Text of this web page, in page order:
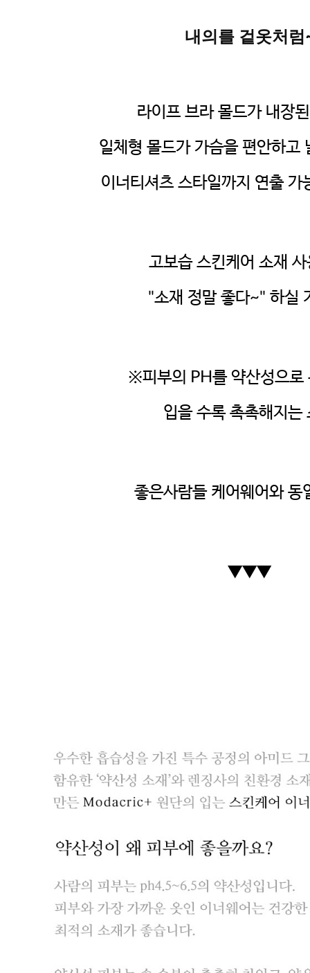
내의를 겉옷처럼
라이프 브라 몰드가 내장
일체형 몰드가 가슴을 편안하고
이너티셔츠 스타일까지 연출 가
고보습 스킨케어 소재 사
"소재 정말 좋다~" 하실
※피부의 PH를 약산성으로
입을 수록 촉촉해지는
좋은사람들 케어웨어와 동
▼▼▼